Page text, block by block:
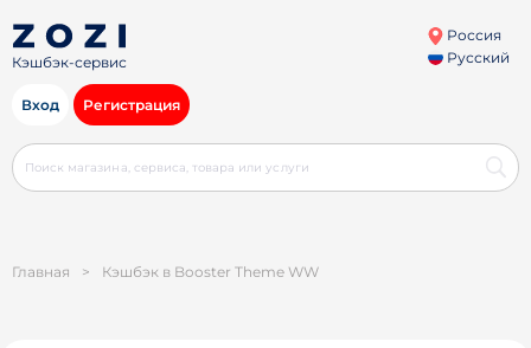
Кэшбэк-сервис
Россия
Русский
Вход Регистрация
Главная > Кэшбэк в Booster Theme WW